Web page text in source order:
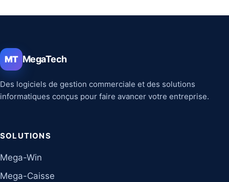
MT MegaTech
Des logiciels de gestion commerciale et des solutions
informatiques conçus pour faire avancer votre entreprise.
SOLUTIONS
Mega-Win
Mega-Caisse